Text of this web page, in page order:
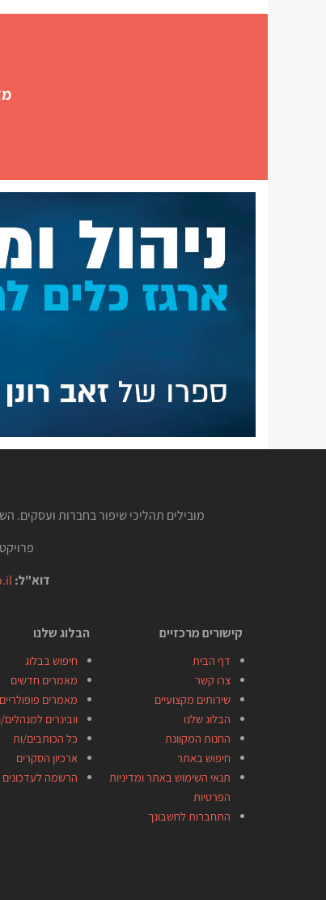
מובילים תהליכי שיפור בחברות ועסקים.
דוא"ל:
קישורים מרכזיים
דף הבית
צרו קשר
שירותים מקצועיים
הבלוג שלנו
החנות המקוונת
חיפוש באתר
תנאי השימוש באתר ומדיניות
הפרטיות
התחברות לחשבונך
הבלוג שלנו
חיפוש בבלוג
מאמרים חדשים
מאמרים פופולריים
וובינרים
כל הכותבים/ות
ארכיון הסקרים
הרשמה לעדכונים